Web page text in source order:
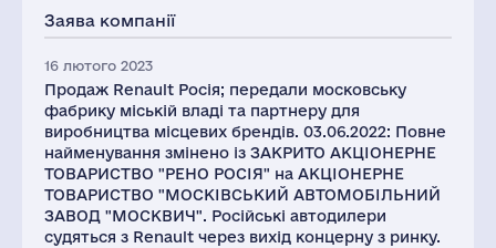
Заява компанії
16 лютого 2023
Продаж Renault Росія; передали московську
фабрику міській владі та партнеру для
виробництва місцевих брендів. 03.06.2022: Повне
найменування змінено із ЗАКРИТО АКЦІОНЕРНЕ
ТОВАРИСТВО "РЕНО РОСІЯ" на АКЦІОНЕРНЕ
ТОВАРИСТВО "МОСКІВСЬКИЙ АВТОМОБІЛЬНИЙ
ЗАВОД "МОСКВИЧ". Російські автодилери
судяться з Renault через вихід концерну з ринку.